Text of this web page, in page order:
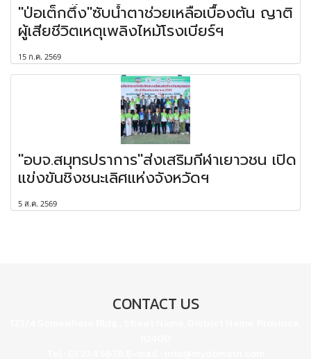
"ป่อเต็กตึ๊ง"ซับน้ำตาช่วยเหลือเบื้องต้น ญาติ
ผู้เสียชีวิตเหตุเพลิงไหม้โรงเบียร์ฯ
15 ก.ค. 2569
"อบจ.สมุทรปราการ"ส่งเสริมกีฬาเยาวชน เปิด
แข่งขันชิงชนะเลิศแห่งจังหวัดฯ
5 ส.ค. 2569
CONTACT US